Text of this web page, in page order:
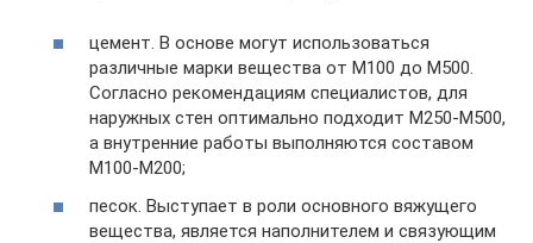
цемент. В основе могут использоваться
различные марки вещества от М100 до М500.
Согласно рекомендациям специалистов, для
наружных стен оптимально подходит М250-М500,
а внутренние работы выполняются составом
М100-М200;
песок. Выступает в роли основного вяжущего
вещества, является наполнителем и связующим